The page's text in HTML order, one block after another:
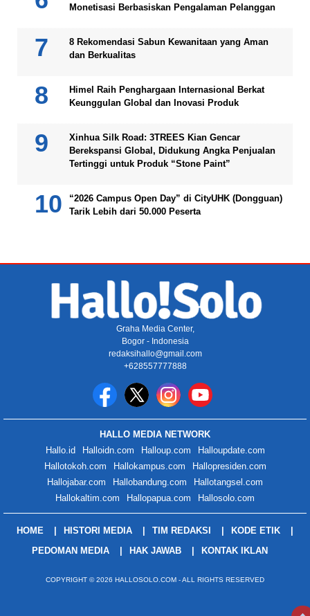
Monetisasi Berbasiskan Pengalaman Pelanggan
8 Rekomendasi Sabun Kewanitaan yang Aman
dan Berkualitas
Himel Raih Penghargaan Internasional Berkat
Keunggulan Global dan Inovasi Produk
Xinhua Silk Road: 3TREES Kian Gencar
Berekspansi Global, Didukung Angka Penjualan
Tertinggi untuk Produk “Stone Paint”
“2026 Campus Open Day” di CityUHK (Dongguan)
Tarik Lebih dari 50.000 Peserta
Graha Media Center,
Bogor - Indonesia
redaksihallo@gmail.com
+628557777888
HALLO MEDIA NETWORK
Hallo.id
Halloidn.com Halloup.com
Halloupdate.com
Hallotokoh.com
Hallokampus.com
Hallopresiden.com
Hallojabar.com
Hallobandung.com
Hallotangsel.com
Hallokaltim.com
Hallopapua.com Hallosolo.com
HOME HISTORI MEDIA TIM REDAKSI
KODE ETIK
PEDOMAN MEDIA
HAK JAWAB KONTAK IKLAN
COPYRIGHT © 2026 HALLOSOLO.COM - ALL RIGHTS RESERVED